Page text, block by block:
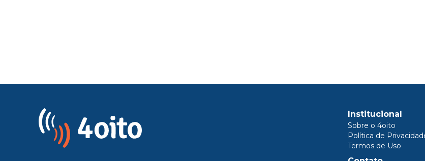
Institucional
Sobre o 4oito
Política de
Termos de Uso